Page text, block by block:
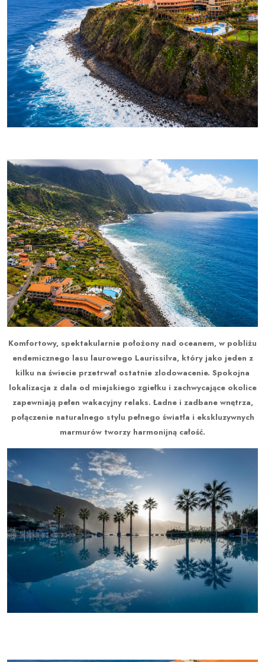
Komfortowy, spektakularnie położony nad oceanem, w pobliżu
endemicznego lasu laurowego Laurissilva, który jako jeden z
kilku na świecie przetrwał ostatnie zlodowacenie. Spokojna
lokalizacja z dala od miejskiego zgiełku i zachwycające okolice
zapewniają pełen wakacyjny relaks. Ładne i zadbane wnętrza,
połączenie naturalnego stylu pełnego światła i ekskluzywnych
marmurów tworzy harmonijną całość.